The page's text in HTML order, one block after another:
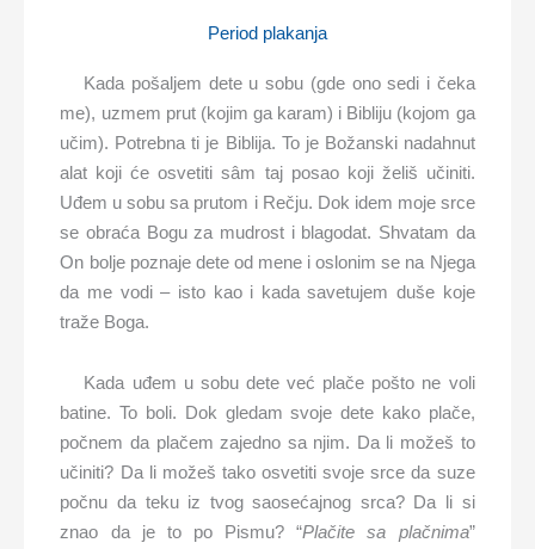
Period plakanja
Kada pošaljem dete u sobu (gde ono sedi i čeka
me), uzmem prut (kojim ga karam) i Bibliju (kojom ga
učim). Potrebna ti je Biblija. To je Božanski nadahnut
alat koji će osvetiti sâm taj posao koji želiš učiniti.
Uđem u sobu sa prutom i Rečju. Dok idem moje srce
se obraća Bogu za mudrost i blagodat. Shvatam da
On bolje poznaje dete od mene i oslonim se na Njega
da me vodi – isto kao i kada savetujem duše koje
traže Boga.
Kada uđem u sobu dete već plače pošto ne voli
batine. To boli. Dok gledam svoje dete kako plače,
počnem da plačem zajedno sa njim. Da li možeš to
učiniti? Da li možeš tako osvetiti svoje srce da suze
počnu da teku iz tvog saosećajnog srca? Da li si
znao da je to po Pismu? “Plačite sa plačnima”